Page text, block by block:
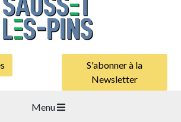
S'abonner à la
Newsletter
Menu